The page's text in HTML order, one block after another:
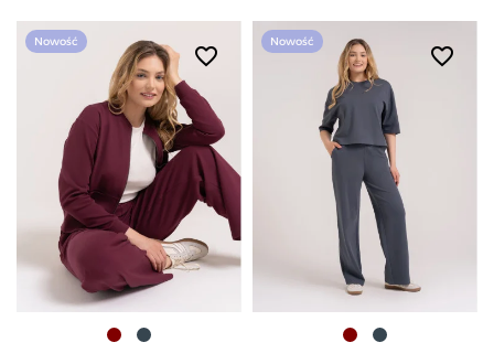
Nowość
favorite_border
Nowość
favorite_border